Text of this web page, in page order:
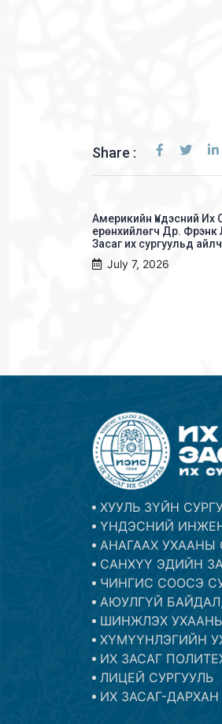
Share :
Америкийн Үндэсний Их
ерөнхийлөгч Др. Фрэнк
Засаг их сургуульд
July 7, 2026
ХУУЛЬ ЗҮЙН
ҮНДЭСНИЙ
АНАГААХ УХААНЫ
САНХҮҮ ЭДИЙН
ЧИНГИС СООСЭ
АЮУЛГҮЙ
ШИНЖЛЭХ
ХҮМҮҮНЛЭГИЙН
ИХ ЗАСАГ
ЛИЦЕЙ СУРГУУЛЬ
ИХ ЗАСАГ-